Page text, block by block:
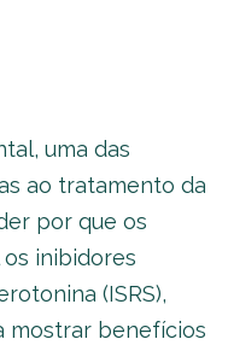
uma das
ao tratamento da
por que os
inibidores
(ISRS),
mostrar benefícios